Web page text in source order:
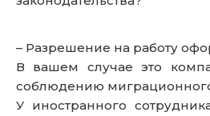
– Разрешение на работу
В вашем случае это
соблюдению
У иностранного